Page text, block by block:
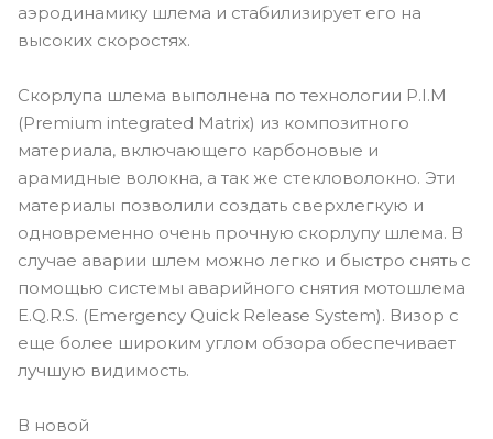
аэродинамику шлема и стабилизирует его на
высоких скоростях.
Скорлупа шлема выполнена по технологии P.I.M
(Premium integrated Matrix) из композитного
материала, включающего карбоновые и
арамидные волокна, а так же стекловолокно. Эти
материалы позволили создать сверхлегкую и
одновременно очень прочную скорлупу шлема. В
случае аварии шлем можно легко и быстро снять с
помощью системы аварийного снятия мотошлема
E.Q.R.S. (Emergency Quick Release System). Визор с
еще более широким углом обзора обеспечивает
лучшую видимость.
В новой